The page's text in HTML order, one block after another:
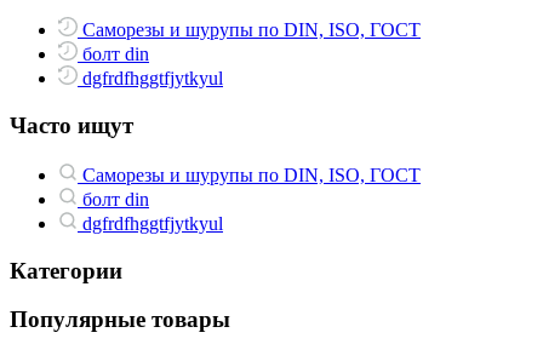
Саморезы и шурупы по DIN, ISO, ГОСТ
болт din
dgfrdfhggtfjytkyul
Часто ищут
Саморезы и шурупы по DIN, ISO, ГОСТ
болт din
dgfrdfhggtfjytkyul
Категории
Популярные товары